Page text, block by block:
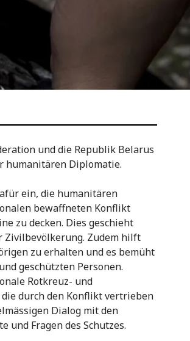
und die Republik Belarus
humanitären Diplomatie.
ein, die humanitären
bewaffneten Konflikt
zu decken. Dies geschieht
Zivilbevölkerung. Zudem hilft
zu erhalten und es bemüht
geschützten Personen.
Rotkreuz- und
durch den Konflikt vertrieben
Dialog mit den
und Fragen des Schutzes.